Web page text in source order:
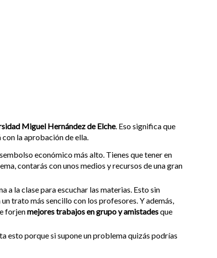
Miguel Hernández de Elche. Eso significa que
la aprobación de ella.
económico más alto. Tienes que tener en
contarás con unos medios y recursos de una gran
a la clase para escuchar las materias. Esto sin
trato más sencillo con los profesores. Y además,
forjenmejores trabajos en grupo y amistadesque
esto porque si supone un problema quizás podrías